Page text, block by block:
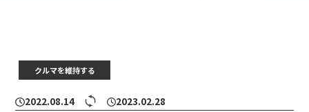
クルマを維持する
2022.08.14 2023.02.28